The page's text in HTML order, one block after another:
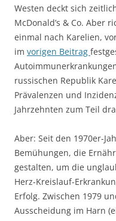
Westen deckt sich
McDonald’s & Co. Aber
einmal nach Karelien,
im vorigen Beitrag
russischen Republik
Prävalenzen und
Jahrzehnten zum Teil
Aber: Seit den 1970er-
Bemühungen, die
gestalten, um die
Herz-Kreislauf-
Erfolg. Zwischen 1979
Ausscheidung im Harn